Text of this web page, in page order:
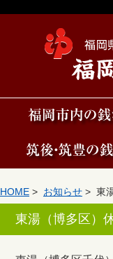
HOME > お知らせ > 東
東湯（博多区）